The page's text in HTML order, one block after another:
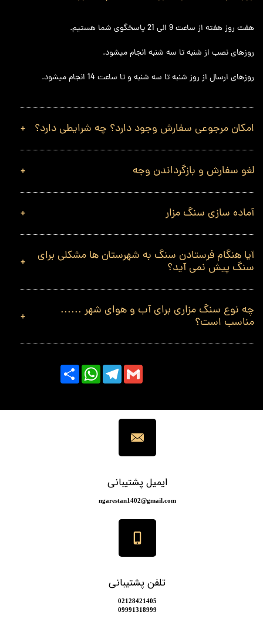
هفت روز هفته از ساعت 9 الی 21 پاسخگوی شما هستیم.
روزهای نصب از شنبه تا سه شنبه انجام میشود.
روزهای ارسال از روز شنبه تا سه شنبه و تا ساعت 14 انجام میشود.
امکان مرجوعی سفارش وجود دارد؟ چه شرایطی دارد؟
لغو سفارش و بازگرداندن وجه
آماده سازی سنگ مزار
آیا هنگام فرستادن سنگ به شهرستان ها مشکلی برای
سنگ پیش نمی آید؟
چه نوع سنگ مزاری برای آب و هوای شهر ......
مناسب است؟
Share WhatsAppTelegramGmail
ایمیل پشتیبانی
​​​​​​​​​ngarestan1402@gmail.com
تلفن پشتیبانی
​​02128421405
​​​​​​​09991318999